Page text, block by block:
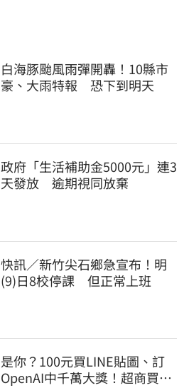
白海豚颱風雨彈開轟！10縣市
豪、大雨特報 恐下到明天
政府「生活補助金5000元」連3
天發放 逾期視同放棄
快訊／新竹尖石鄉急宣布！明
(9)日8校停課 但正常上班
是你？100元買LINE貼圖、訂
OpenAI中千萬大獎！超商買10